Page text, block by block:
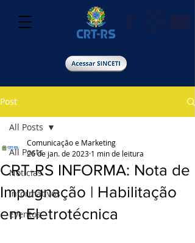
Post
All Posts
Notícias
Informativos
Eventos
All Posts
CRT-RS INFORMA: Nota de
Impugnação | Habilitação
em Eletrotécnica
Comunicação e Marketing
26 de jan. de 2023 1 min de leitura